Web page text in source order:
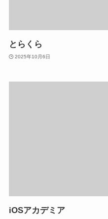
とらくら
2025年10月6日
iOSアカデミア